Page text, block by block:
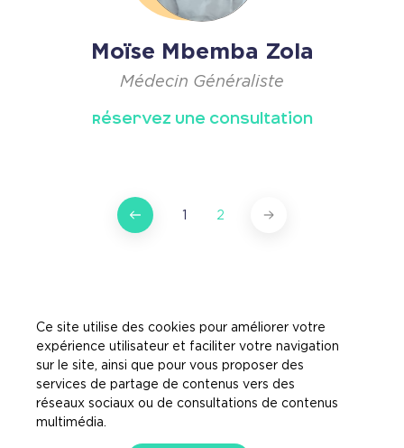
Moïse Mbemba Zola
Médecin Généraliste
Réservez Une Consultation
2
Ce site utilise des cookies pour améliorer votre
expérience utilisateur et faciliter votre navigation
sur le site, ainsi que pour vous proposer des
services de partage de contenus vers des
réseaux sociaux ou de consultations de contenus
multimédia.